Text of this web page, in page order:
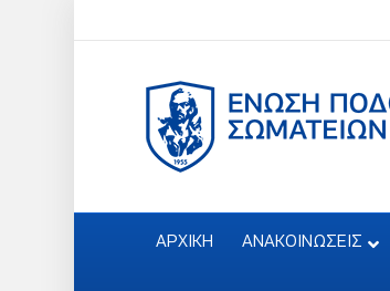
ΑΡΧΙΚΗ ΑΝΑΚΟΙΝΩΣΕΙΣ